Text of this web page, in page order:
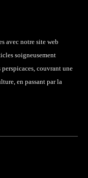
avec notre site web
soigneusement
couvrant une
en passant par la